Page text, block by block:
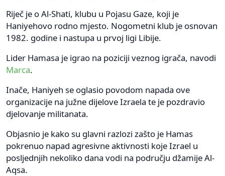
Riječ je o Al-Shati, klubu u Pojasu Gaze, koji je
Haniyehovo rodno mjesto. Nogometni klub je osnovan
1982. godine i nastupa u prvoj ligi Libije.
Lider Hamasa je igrao na poziciji veznog igrača, navodi
Marca.
Inače, Haniyeh se oglasio povodom napada ove
organizacije na južne dijelove Izraela te je pozdravio
djelovanje militanata.
Objasnio je kako su glavni razlozi zašto je Hamas
pokrenuo napad agresivne aktivnosti koje Izrael u
posljednjih nekoliko dana vodi na području džamije Al-
Aqsa.